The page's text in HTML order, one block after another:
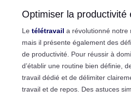
Optimiser la productivité
Le télétravail a révolutionné notre
mais il présente également des
de productivité. Pour réussir à
d’établir une routine bien définie,
travail dédié et de délimiter
travail et de repos. Des astuces